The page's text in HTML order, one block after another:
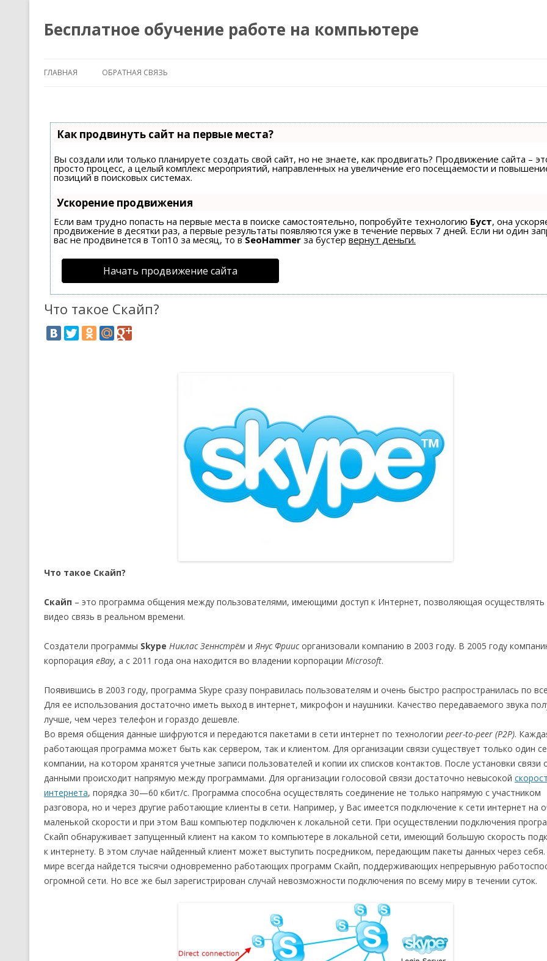
Бесплатное обучение работе на компьютере
ГЛАВНАЯ ОБРАТНАЯ СВЯЗЬ
Как продвинуть сайт на первые места?
Вы создали или только планируете создать свой сайт, но не знаете, как продвигать? Продвижение сайта –
просто процесс, а целый комплекс мероприятий, направленных на увеличение его посещаемости и
позиций в поисковых системах.
Ускорение продвижения
Если вам трудно попасть на первые места в поиске самостоятельно, попробуйте технологию Буст, она
продвижение в десятки раз, а первые результаты появляются уже в течение первых 7 дней. Если ни один
вас не продвинется в Топ10 за месяц, то вSeoHammer за бустер вернут деньги.
Начать продвижение сайта
Что такое Скайп?
Что такое Скайп?
Скайп – это программа общения между пользователями, имеющими доступ к Интернет, позволяющая осуществлять
видео связь в реальном времени.
Создатели программы Skype Никлас Зеннстрём иЯнус Фриисорганизовали компанию в 2003 году. В 2005 году
корпорация eBay, а с 2011 года она находится во владении корпорации Microsoft.
Появившись в 2003 году, программа Skype сразу понравилась пользователям и очень быстро распространилась по
Для ее использования достаточно иметь выход в интернет, микрофон и наушники. Качество передаваемого звука
лучше, чем через телефон и гораздо дешевле.
Во время общения данные шифруются и передаются пакетами в сети интернет по технологии peer-to-peer (P2P).
работающая программа может быть как сервером, так и клиентом. Для организации связи существует только один
компании, на котором хранятся учетные записи пользователей и копии их списков контактов. После установки связи
данными происходит напрямую между программами. Для организации голосовой связи достаточно невысокой
интернета, порядка 30—60 кбит/с. Программа способна осуществлять соединение не только напрямую с участником
разговора, но и через другие работающие клиенты в сети. Например, у Вас имеется подключение к сети интернет на
маленькой скорости и при этом Ваш компьютер подключен к локальной сети. При осуществлении подключения
Скайп обнаруживает запущенный клиент на каком то компьютере в локальной сети, имеющий большую скорость
к интернету. В этом случае найденный клиент может выступить посредником, передающим пакеты данных через
мире всегда найдется тысячи одновременно работающих программ Скайп, поддерживающих непрерывную
огромной сети. Но все же был зарегистрирован случай невозможности подключения по всему миру в течении суток.